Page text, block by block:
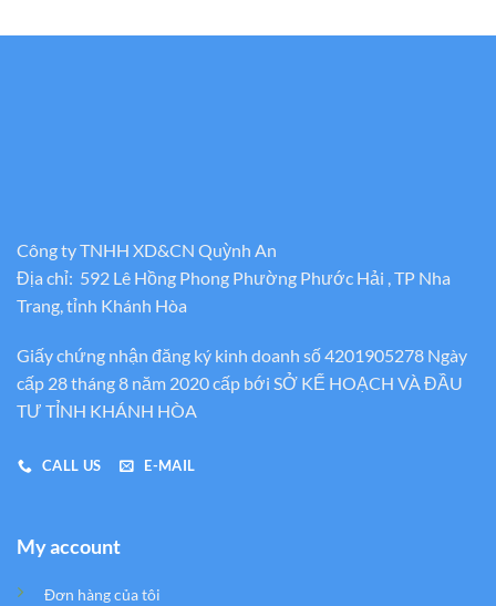
Công ty TNHH XD&CN Quỳnh An
Địa chỉ: 592 Lê Hồng Phong Phường Phước Hải , TP Nha
Trang, tỉnh Khánh Hòa
Giấy chứng nhận đăng ký kinh doanh số 4201905278 Ngày
cấp 28 tháng 8 năm 2020 cấp bới SỞ KẾ HOẠCH VÀ ĐẦU
TƯ TỈNH KHÁNH HÒA
CALL US E-MAIL
My account
Đơn hàng của tôi